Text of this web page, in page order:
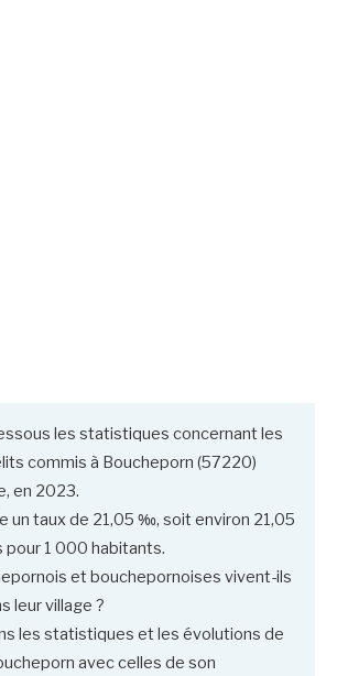
les statistiques concernant les
commis à Boucheporn (57220)
en 2023.
un taux de 21,05 ‰, soit environ 21,05
1 000 habitants.
et bouchepornoises vivent-ils
leur village ?
les statistiques et les évolutions de
avec celles de son